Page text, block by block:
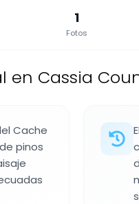
1
Fotos
en Cassia
Cache
pinos